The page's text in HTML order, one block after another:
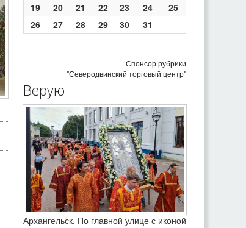
19
20 21 22 23 24
25
26
27 28 29 30 31
Спонсор рубрики
"Северодвинский торговый центр"
Верую
Архангельск. По главной улице с иконой